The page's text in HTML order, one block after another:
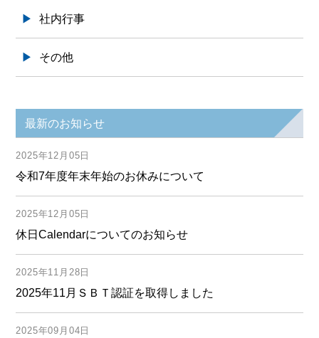
社内行事
その他
最新のお知らせ
2025年12月05日
令和7年度年末年始のお休みについて
2025年12月05日
休日Calendarについてのお知らせ
2025年11月28日
2025年11月ＳＢＴ認証を取得しました
2025年09月04日